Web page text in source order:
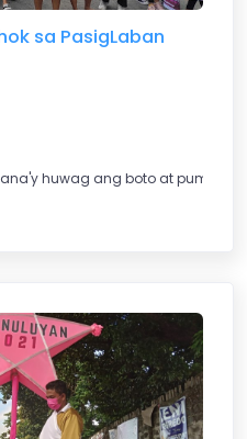
sa PasigLaban
huwag ang boto at pumili